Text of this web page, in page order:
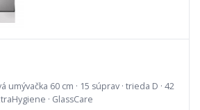
60 cm · 15 súprav · trieda D · 42
dB · SatelliteClean · ExtraHygiene · GlassCare